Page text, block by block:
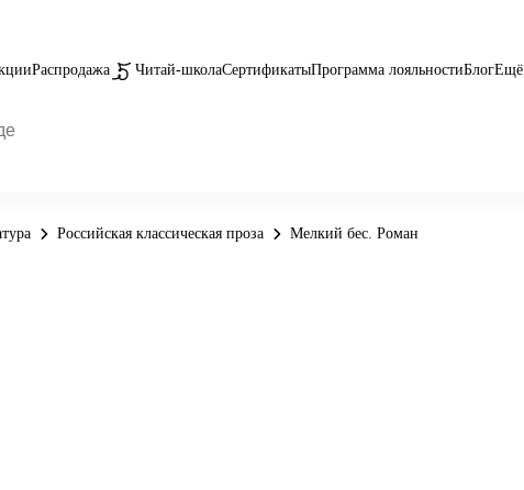
Распродажа Читай-школаСертификатыПрограмма лояльностиБлогЕщё
Российская классическая проза Мелкий бес. Роман